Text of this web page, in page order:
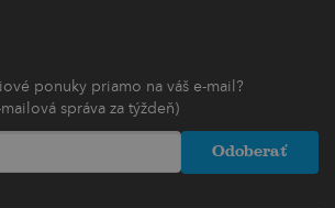
ponuky priamo na váš e-mail?
správa za týždeň)
Odoberať